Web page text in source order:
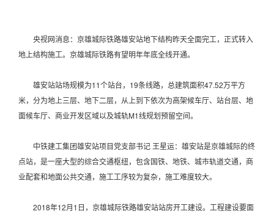
央视网消息：京雄城际铁路雄安站地下结构昨天全面完工，正式转入
地上结构施工。京雄城际铁路有望明年年底全线开通。
雄安站站场规模为11个站台，19条线路，总建筑面积47.52万平方
米，分为地上三层、地下二层，从上到下依次为高架候车厅、站台层、地
面候车厅、商业开发区域以及城轨M1线规划预留空间。
中铁建工集团雄安站项目党支部书记 王星运：雄安站是京雄城际的终
点站，是一座大型的综合交通枢纽，包含国铁、地铁、城市轨道交通，商
业配套和地面公共交通，施工工序较为复杂，施工难度较大。
2018年12月1日，京雄城际铁路雄安站站房开工建设。工程建设要面